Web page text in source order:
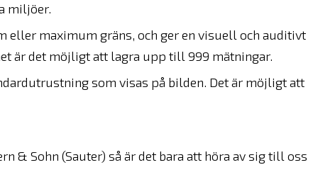
miljöer.
eller maximum gräns, och ger en visuell och auditivt
är det möjligt att lagra upp till 999 mätningar.
som visas på bilden. Det är möjligt att
& Sohn (Sauter) så är det bara att höra av sig till oss